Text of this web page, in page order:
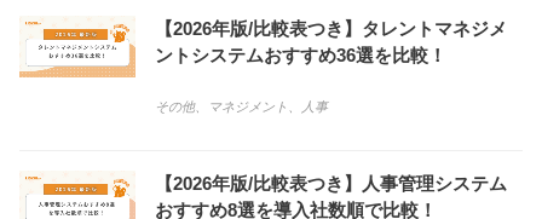
【2026年版/比較表つき】タレントマネジメ
ントシステムおすすめ36選を比較！
その他、 マネジメント 人事
【2026年版/比較表つき】人事管理システム
おすすめ8選を導入社数順で比較！